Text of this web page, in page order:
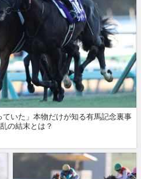
ていた」本物だけが知る有馬記念裏事
の結末とは？